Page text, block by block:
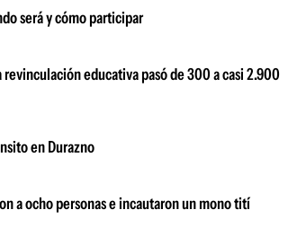
será y cómo participar
educativa pasó de 300 a casi 2.900
en Durazno
a ocho personas e incautaron un mono tití